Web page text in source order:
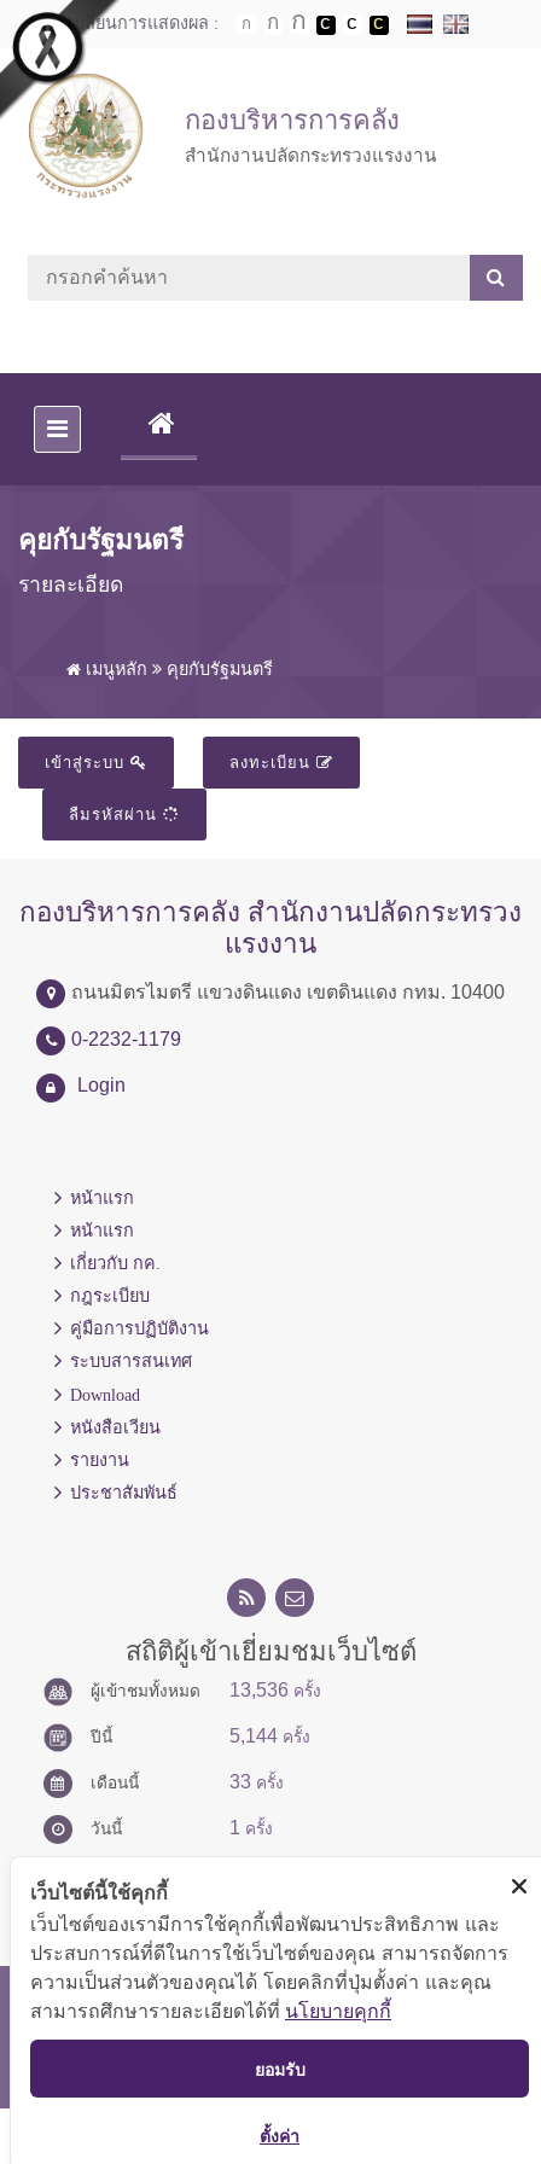
Skip to main content
เปลี่ยนการแสดงผล :
กองบริหารการคลัง
สำนักงานปลัดกระทรวงแรงงาน
(CURRENT)
คุยกับรัฐมนตรี
รายละเอียด
เมนูหลัก คุยกับรัฐมนตรี
เข้าสู่ระบบ ลงทะเบียน
ลืมรหัสผ่าน
กองบริหารการคลัง สำนักงานปลัดกระทรวง
แรงงาน
ถนนมิตรไมตรี แขวงดินแดง เขตดินแดง กทม. 10400
0-2232-1179
Login
หน้าแรก
หน้าแรก
เกี่ยวกับ กค.
กฎระเบียบ
คู่มือการปฏิบัติงาน
ระบบสารสนเทศ
Download
หนังสือเวียน
รายงาน
ประชาสัมพันธ์
สถิติผู้เข้าเยี่ยมชมเว็บไซต์
ผู้เข้าชมทั้งหมด 13,536 ครั้ง
ปีนี้ 5,144 ครั้ง
เดือนนี้ 33 ครั้ง
วันนี้ 1 ครั้ง
สงวนลิขสิทธิ์ © 2566 กองบริหารการคลัง
แสดงผลได้ดีที่ขนาดหน้าจอ 1024x768 pixel
แผนผังเว็บไซต์
TOP
เว็บไซต์นี้ใช้คุกกี้
เว็บไซต์ของเรามีการใช้คุกกี้เพื่อพัฒนาประสิทธิภาพ และ
ประสบการณ์ที่ดีในการใช้เว็บไซต์ของคุณ สามารถจัดการ
ความเป็นส่วนตัวของคุณได้ โดยคลิกที่ปุ่มตั้งค่า และคุณ
สามารถศึกษารายละเอียดได้ที่ นโยบายคุกกี้
ยอมรับ
ตั้งค่า